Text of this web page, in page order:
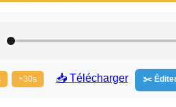
+30s 📥 Télécharger ✂️